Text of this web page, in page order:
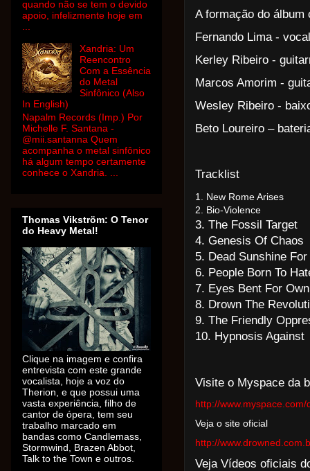
A formação do álbum
Fernando Lima - vocal
Kerley Ribeiro -
Marcos Amorim -
Wesley Ribeiro -
Beto Loureiro –
Tracklist
1. New Rome Arises
2. Bio-Violence
3. The Fossil Target
4. Genesis Of Chaos
5. Dead Sunshine
6. People Born To
7. Eyes Bent For
8. Drown The
9. The Friendly
10. Hypnosis Against
Visite o Myspace da
http://
Veja o site oficial
http://
Veja Vídeos oficiais
quando não se tem o devido
apoio, infelizmente hoje em
...
Xandria: Um
Reencontro
Com a Essência
do Metal
Sinfônico (Also
In English)
Napalm Records (Imp.) Por
Michelle F. Santana -
@mii.santanna Quem
acompanha o metal sinfônico
há algum tempo certamente
conhece o Xandria. ...
Thomas Vikström: O Tenor
do Heavy Metal!
Clique na imagem e confira
entrevista com este grande
vocalista, hoje a voz do
Therion, e que possui uma
vasta experiência, filho de
cantor de ópera, tem seu
trabalho marcado em
bandas como Candlemass,
Stormwind, Brazen Abbot,
Talk to the Town e outros.